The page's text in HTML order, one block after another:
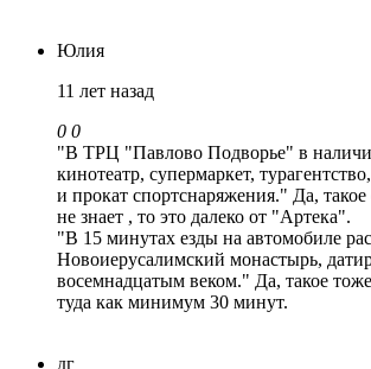
Юлия
11 лет назад
0 0
"В ТРЦ "Павлово Подворье" в
кинотеатр, супермаркет,
и прокат спортснаряжения." Да,
не знает , то это далеко от "Артека".
"В 15 минутах езды на автомобиле
Новоиерусалимский монастырь,
восемнадцатым веком." Да, такое
туда как минимум 30 минут.
дг